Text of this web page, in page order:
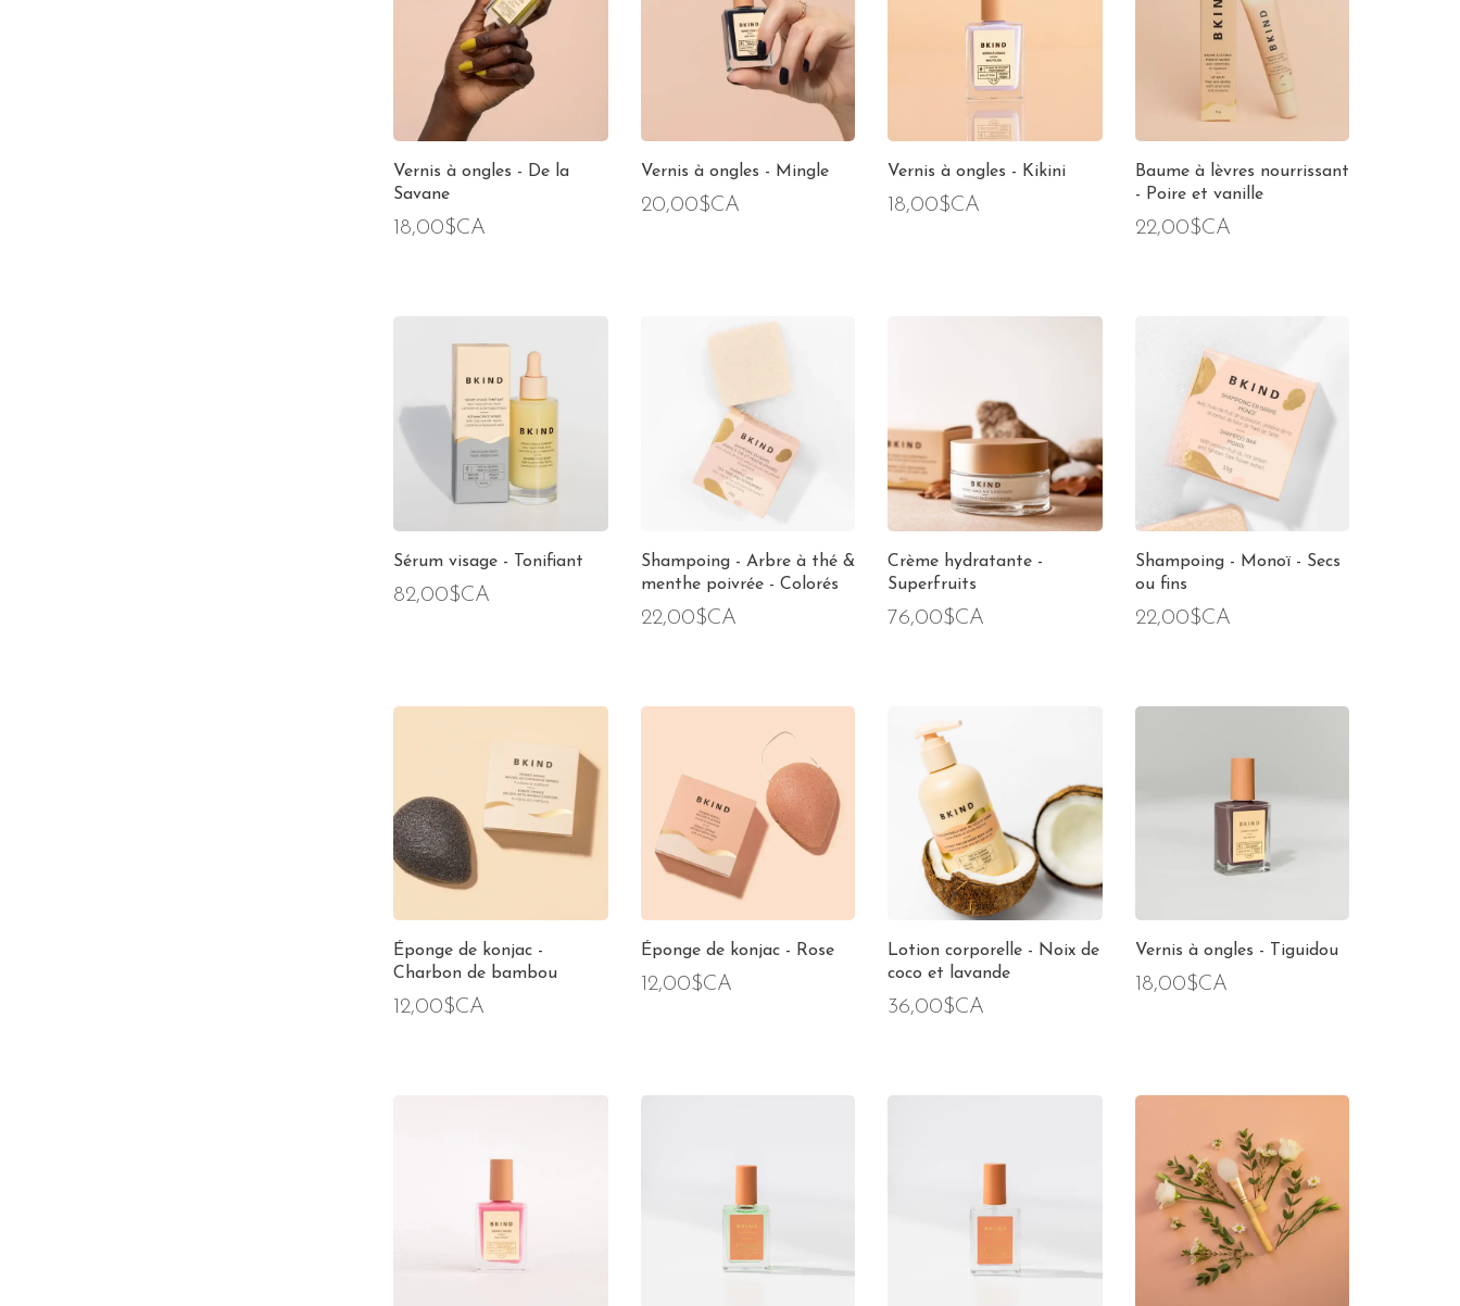
Vernis à ongles - De la
Savane
18,00$CA
Vernis à ongles - Mingle
20,00$CA
Vernis à ongles - Kikini
18,00$CA
Baume à lèvres nourrissant
- Poire et vanille
22,00$CA
Sérum visage - Tonifiant
82,00$CA
Shampoing - Arbre à thé &
menthe poivrée - Colorés
22,00$CA
Crème hydratante -
Superfruits
76,00$CA
Shampoing - Monoï - Secs
ou fins
22,00$CA
Éponge de konjac -
Charbon de bambou
12,00$CA
Éponge de konjac - Rose
12,00$CA
Lotion corporelle - Noix de
coco et lavande
36,00$CA
Vernis à ongles - Tiguidou
18,00$CA